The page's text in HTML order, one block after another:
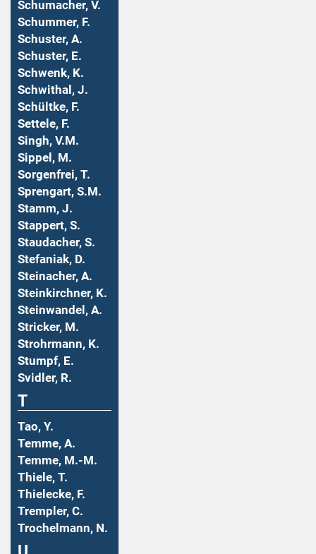
Schumacher, V.
Schummer, F.
Schuster, A.
Schuster, E.
Schwenk, K.
Schwithal, J.
Schültke, F.
Settele, F.
Singh, V.M.
Sippel, M.
Sorgenfrei, T.
Sprengart, S.M.
Stamm, J.
Stappert, S.
Staudacher, S.
Stefaniak, D.
Steinacher, A.
Steinkirchner, K.
Steinwandel, A.
Stricker, M.
Strohrmann, K.
Stumpf, E.
Svidler, R.
T
Tao, Y.
Temme, A.
Temme, M.-M.
Thiele, T.
Thielecke, F.
Trempler, C.
Trochelmann, N.